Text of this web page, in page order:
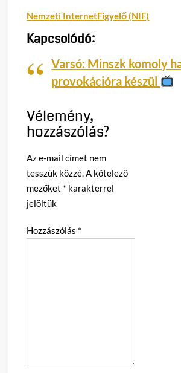
Nemzeti InternetFigyelő (NIF)
Kapcsolódó:
Varsó: Minszk komoly
provokációra készül
Vélemény,
hozzászólás?
Az e-mail címet nem
tesszük közzé. A kötelező
mezőket * karakterrel
jelöltük
Hozzászólás *